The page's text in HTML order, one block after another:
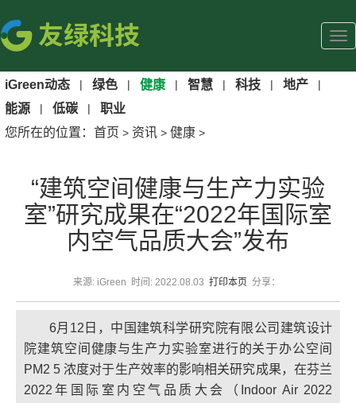
iGreen动态 | 绿色 | 健康 | 智慧 | 科技 | 地产 |
能源 | 低碳 |
职业
您所在的位置： 首页 > 资讯 > 健康 >
“建筑空间健康与生产力实验
室”研究成果在“2022年国际室
内空气品质大会”发布
来源: iGreen 时间: 2022.08.03 打印本页分享：
6月12日，中国建筑科学研究院有限公司建筑设计
院建筑空间健康与生产力实验室进行的关于办公空间
PM2 5 浓度对于生产效率的影响相关研究成果，在芬兰
2022年国际室内空气品质大会（Indoor Air 2022